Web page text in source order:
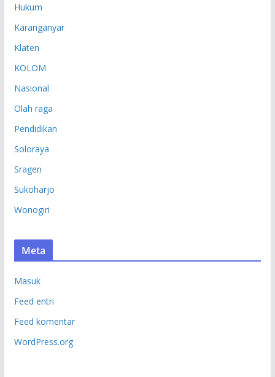
Hukum
Karanganyar
Klaten
KOLOM
Nasional
Olah raga
Pendidikan
Soloraya
Sragen
Sukoharjo
Wonogiri
Meta
Masuk
Feed entri
Feed komentar
WordPress.org